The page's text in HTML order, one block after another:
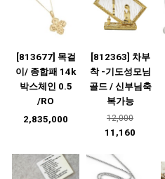
[813677] 목걸
이/ 종합패 14k
박스체인 0.5
/RO
2,835,000
[812363] 차부
착 -기도성모님
골드 / 신부님축
복가능
12,000
11,160